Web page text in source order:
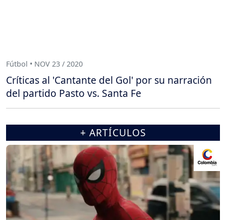
Fútbol • NOV 23 / 2020
Críticas al 'Cantante del Gol' por su narración
del partido Pasto vs. Santa Fe
+ ARTÍCULOS